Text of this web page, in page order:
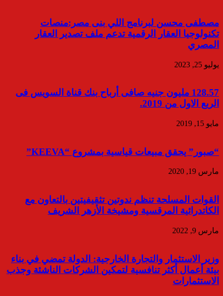
مصطفى محسن لبرنامج اللي بنى مصر:منصات
تكنولوجيا العقار الرقمية تدعم ملف تصدير العقار
المصري
يوليو 25, 2023
128.57 مليون جنيه صافى أرباح بنك قناة السويس فى
الربع الاول من 2019.
مايو 15, 2019
“صبور” يحقق مبيعات قياسية بمشروع “KEEVA”
مارس 19, 2020
القوات المسلحة تنظم ندوتين تثقيفيتين بالتعاون مع
الكاتدرائية المرقسية ومشيخة الأزهر الشريف
مارس 9, 2022
وزير الاستثمار والتجارة الخارجية: الدولة تمضي في بناء
بيئة أعمال أكثر تنافسية لتمكين الشركات الناشئة وجذب
الاستثمارات